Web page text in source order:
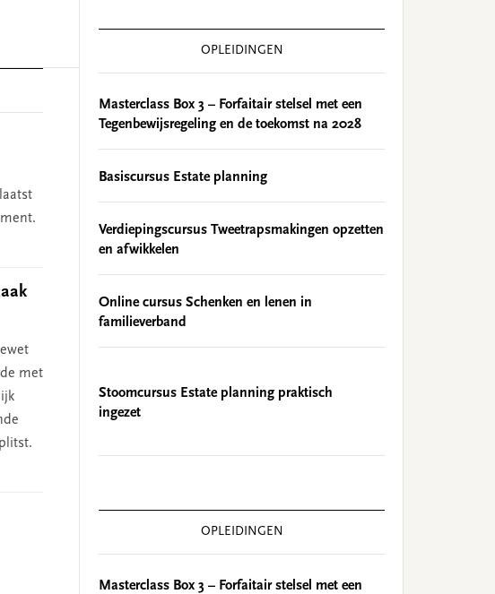
met
OPLEIDINGEN
Masterclass Box 3 – Forfaitair stelsel met een
Tegenbewijsregeling en de toekomst na 2028
Basiscursus Estate planning
Verdiepingscursus Tweetrapsmakingen opzetten
en afwikkelen
Online cursus Schenken en lenen in
familieverband
Stoomcursus Estate planning praktisch
ingezet
OPLEIDINGEN
Masterclass Box 3 – Forfaitair stelsel met een